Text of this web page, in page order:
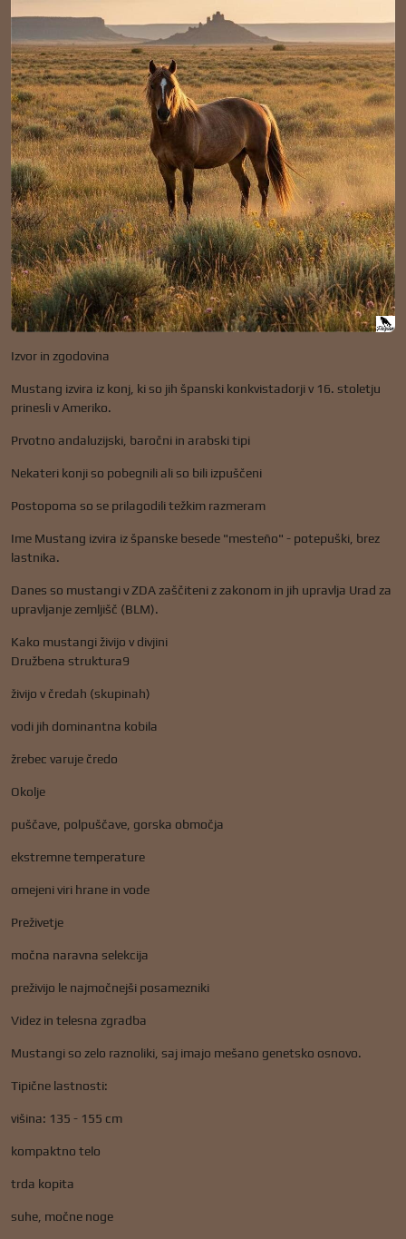
Izvor in zgodovina
Mustang izvira iz konj, ki so jih španski konkvistadorji v 16. stoletju
prinesli v Ameriko.
Prvotno andaluzijski, baročni in arabski tipi
Nekateri konji so pobegnili ali so bili izpuščeni
Postopoma so se prilagodili težkim razmeram
Ime Mustang izvira iz španske besede "mesteño" - potepuški, brez
lastnika.
Danes so mustangi v ZDA zaščiteni z zakonom in jih upravlja Urad za
upravljanje zemljišč (BLM).
Kako mustangi živijo v divjini
Družbena struktura9
živijo v čredah (skupinah)
vodi jih dominantna kobila
žrebec varuje čredo
Okolje
puščave, polpuščave, gorska območja
ekstremne temperature
omejeni viri hrane in vode
Preživetje
močna naravna selekcija
preživijo le najmočnejši posamezniki
Videz in telesna zgradba
Mustangi so zelo raznoliki, saj imajo mešano genetsko osnovo.
Tipične lastnosti:
višina: 135 - 155 cm
kompaktno telo
trda kopita
suhe, močne noge